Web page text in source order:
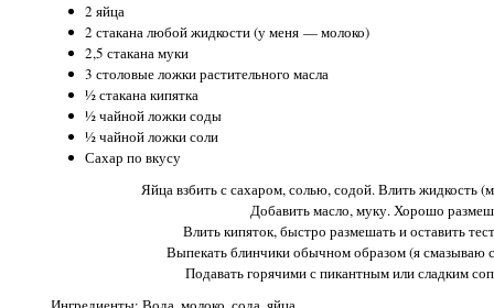
2 яйца
2 стакана любой жидкости (у меня — молоко)
2,5 стакана муки
3 столовые ложки растительного масла
½ стакана кипятка
½ чайной ложки соды
½ чайной ложки соли
Сахар по вкусу
Яйца взбить с сахаром, солью, содой. Влить жидкость
Добавить масло, муку. Хорошо
Влить кипяток, быстро размешать и оставить
Выпекать блинчики обычном образом (я смазываю
Подавать горячими с пикантным или сладким